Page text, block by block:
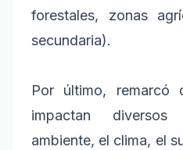
forestales, zonas
secundaria).
Por último, remarcó
impactan diversos
ambiente, el clima, el